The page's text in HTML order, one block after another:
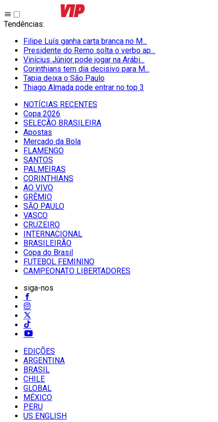
Tendências:
Filipe Luís ganha carta branca no M...
Presidente do Remo solta o verbo ap...
Vinícius Júnior pode jogar na Arábi...
Corinthians tem dia decisivo para M...
Tapia deixa o São Paulo
Thiago Almada pode entrar no top 3
NOTÍCIAS RECENTES
Copa 2026
SELEÇÃO BRASILEIRA
Apostas
Mercado da Bola
FLAMENGO
SANTOS
PALMEIRAS
CORINTHIANS
AO VIVO
GRÊMIO
SĀO PAULO
VASCO
CRUZEIRO
INTERNACIONAL
BRASILEIRÃO
Copa do Brasil
FUTEBOL FEMININO
CAMPEONATO LIBERTADORES
siga-nos
EDIÇÕES
ARGENTINA
BRASIL
CHILE
GLOBAL
MÉXICO
PERU
US ENGLISH